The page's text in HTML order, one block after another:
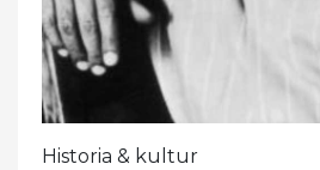
Historia & kultur